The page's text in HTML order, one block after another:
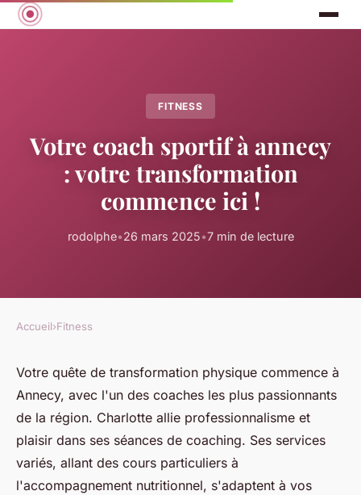
FITNESS
Votre coach sportif à annecy
: votre transformation
commence ici !
rodolphe•26 mars 2025•7 min de lecture
Accueil›Fitness
Votre quête de transformation physique commence à
Annecy, avec l'un des coaches les plus passionnants
de la région. Charlotte allie professionnalisme et
plaisir dans ses séances de coaching. Ses services
variés, allant des cours particuliers à
l'accompagnement nutritionnel, s'adaptent à vos